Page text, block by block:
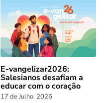
E-vangelizar2026:
Salesianos desafiam a
educar com o coração
17 de Julho, 2026